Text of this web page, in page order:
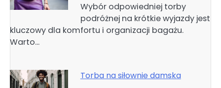
Wybór odpowiedniej torby
podróżnej na krótkie wyjazdy jest
kluczowy dla komfortu i organizacji bagażu.
Warto…
Torba na siłownie damska